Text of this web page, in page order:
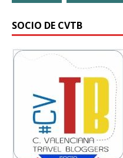
SOCIO DE CVTB